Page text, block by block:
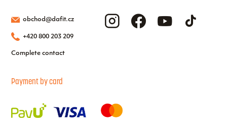
obchod@dafit.cz
+420 800 203 209
Complete contact
Payment by card